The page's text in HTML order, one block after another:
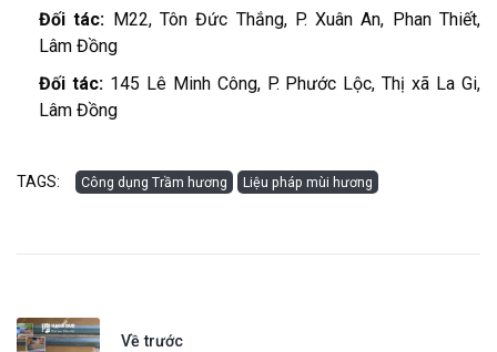
Đối tác: M22, Tôn Đức Thắng, P. Xuân An, Phan Thiết,
Lâm Đồng
Đối tác: 145 Lê Minh Công, P. Phước Lộc, Thị xã La Gi,
Lâm Đồng
TAGS: Công dụng Trầm hương Liệu pháp mùi hương
Về trước